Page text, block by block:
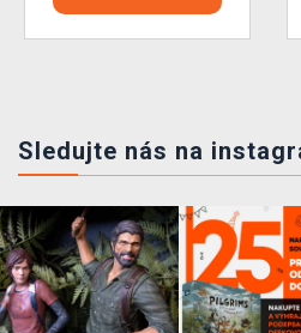
Sledujte nás na